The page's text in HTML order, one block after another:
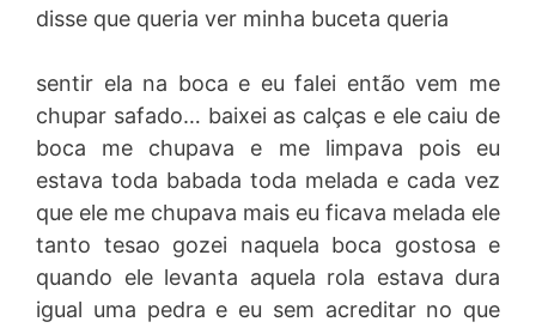
disse que queria ver minha buceta queria
sentir ela na boca e eu falei então vem me
chupar safado… baixei as calças e ele caiu de
boca me chupava e me limpava pois eu
estava toda babada toda melada e cada vez
que ele me chupava mais eu ficava melada ele
tanto tesao gozei naquela boca gostosa e
quando ele levanta aquela rola estava dura
igual uma pedra e eu sem acreditar no que